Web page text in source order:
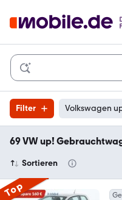
Filter Volkswagen
69 VW up!
Sortieren
Top